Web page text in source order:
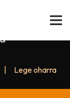
Lege oharra